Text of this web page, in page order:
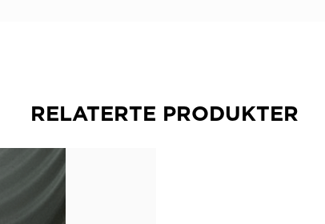
RELATERTE PRODUKTER